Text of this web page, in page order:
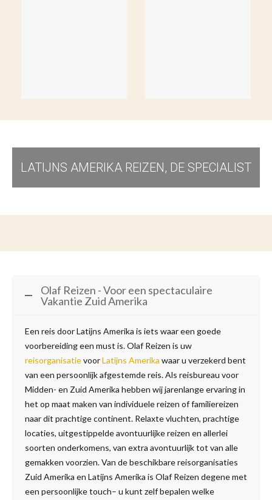
LATIJNS AMERIKA REIZEN, DE SPECIALIST
Olaf Reizen - Voor een spectaculaire
Vakantie Zuid Amerika
Een reis door Latijns Amerika is iets waar een goede
voorbereiding een must is. Olaf Reizen is uw
reisorganisatievoorLatijns Amerika waar u verzekerd bent
van een persoonlijk afgestemde reis. Als reisbureau voor
Midden- en Zuid Amerika hebben wij jarenlange ervaring in
het op maat maken van individuele reizen of familiereizen
naar dit prachtige continent. Relaxte vluchten, prachtige
locaties, uitgestippelde avontuurlijke reizen en allerlei
soorten onderkomens, van extra avontuurlijk tot van alle
gemakken voorzien. Van de beschikbare reisorganisaties
Zuid Amerika en Latijns Amerika is Olaf Reizen degene met
een persoonlijke touch– u kunt zelf bepalen welke